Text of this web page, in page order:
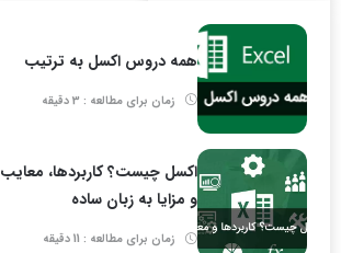
همه دروس اکسل به ترتیب
زمان برای مطالعه : 3 دقیقه
اکسل چیست؟ کاربردها، معایب
و مزایا به زبان ساده
زمان برای مطالعه : 11 دقیقه